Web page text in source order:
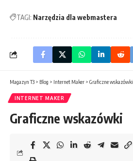
TAGI: Narzędzia dla webmastera
Magazyn T3 > Blog > Internet Maker > Graficzne wskazówki
INTERNET MAKER
Graficzne wskazówki